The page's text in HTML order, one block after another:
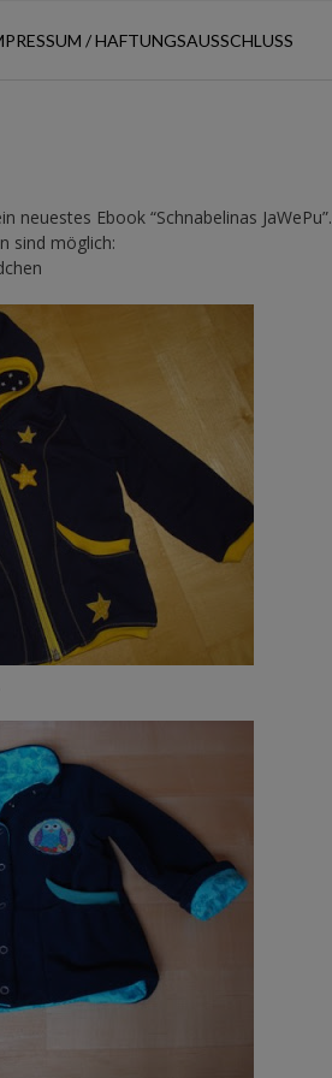
/ HAFTUNGSAUSSCHLUSS
Ebook “Schnabelinas JaWePu”.
sind möglich: